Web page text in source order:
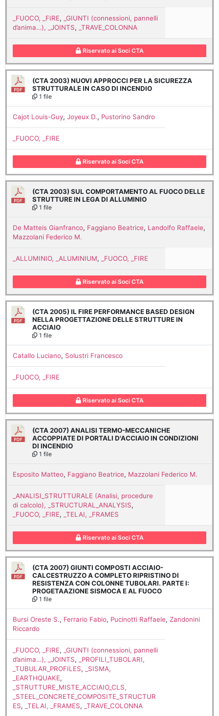
_FUOCO, _FIRE,
_GIUNTI (connessioni, pannelli
d’anima…), _JOINTS, _TRAVE_COLONNA
Riservato ai Soci CTA
(CTA 2003) NUOVI APPROCCI PER LA SICUREZZA
STRUTTURALE IN CASO DI INCENDIO
1 file
Cajot Louis-Guy, Joyeux D., Pustorino Sandro
_FUOCO, _FIRE
Riservato ai Soci CTA
(CTA 2003) SUL COMPORTAMENTO AL FUOCO DELLE
STRUTTURE IN LEGA DI ALLUMINIO
1 file
De Matteis Gianfranco, Faggiano Beatrice, Landolfo Raffaele,
Mazzolani Federico M.
_ALLUMINIO, _ALUMINIUM, _FUOCO, _FIRE
Riservato ai Soci CTA
(CTA 2005) IL FIRE PERFORMANCE BASED DESIGN
NELLA PROGETTAZIONE DELLE STRUTTURE IN
ACCIAIO
1 file
Catallo Luciano, Solustri Francesco
_FUOCO, _FIRE
Riservato ai Soci CTA
(CTA 2007) ANALISI TERMO-MECCANICHE
ACCOPPIATE DI PORTALI D'ACCIAIO IN CONDIZIONI
DI INCENDIO
1 file
Esposito Matteo, Faggiano Beatrice, Mazzolani Federico M.
_ANALISI_STRUTTURALE (Analisi, procedure
di calcolo), _STRUCTURAL_ANALYSIS,
_FUOCO, _FIRE, _TELAI, _FRAMES
Riservato ai Soci CTA
(CTA 2007) GIUNTI COMPOSTI ACCIAIO-
CALCESTRUZZO A COMPLETO RIPRISTINO DI
RESISTENZA CON COLONNE TUBOLARI. PARTE I:
PROGETAAZIONE SISMOCA E AL FUOCO
1 file
Bursi Oreste S., Ferrario Fabio, Pucinotti Raffaele, Zandonini
Riccardo
_FUOCO, _FIRE,
_GIUNTI (connessioni, pannelli
d’anima…), _JOINTS,
_PROFILI_TUBOLARI,
_TUBULAR_PROFILES,
_SISMA,
_EARTHQUAKE,
_STRUTTURE_MISTE_ACCIAIO_CLS,
_STEEL_CONCRETE_COMPOSITE_STRUCTUR
ES, _TELAI, _FRAMES, _TRAVE_COLONNA